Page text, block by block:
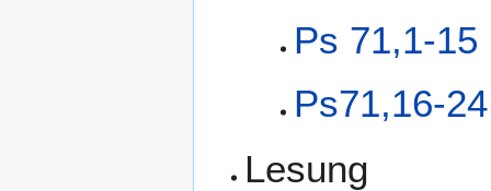
Ps 71,1-15
Ps71,16-24
Lesung